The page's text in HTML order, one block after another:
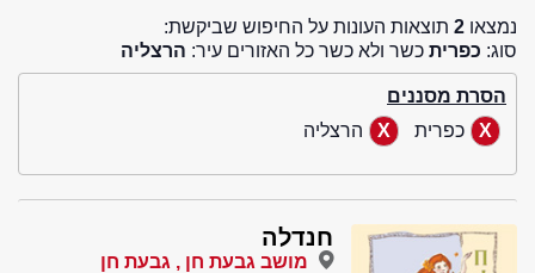
נמצאו 2 תוצאות העונות על החיפוש שביקשת:
סוג: כפרית כשר ולא כשר כל האזורים עיר: הרצליה
הסרת מסננים
כפרית
הרצליה
חנדלה
מושב גבעת חן , גבעת חן